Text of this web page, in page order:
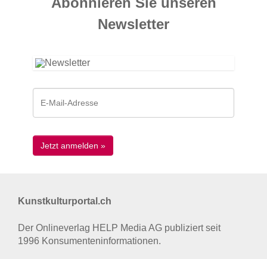
News­letter
Kunstkulturportal.ch
Der Onlineverlag HELP Media AG publiziert seit
1996 Konsumenten­informationen.